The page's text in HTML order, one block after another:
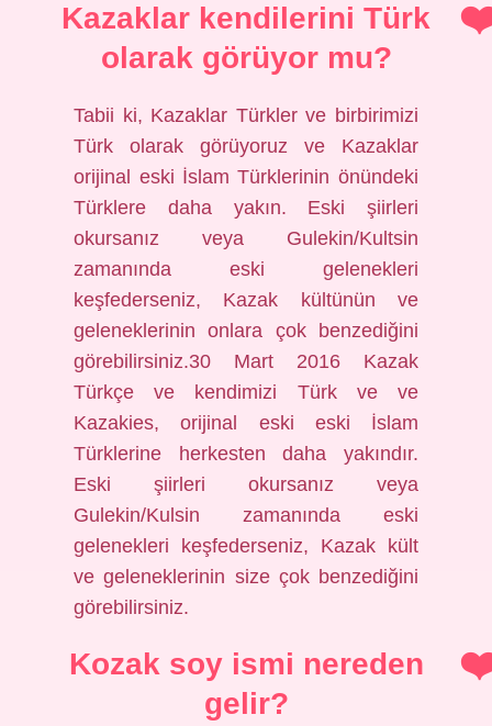
Kazaklar kendilerini Türk
olarak görüyor mu?
Tabii ki, Kazaklar Türkler ve birbirimizi
Türk olarak görüyoruz ve Kazaklar
orijinal eski İslam Türklerinin önündeki
Türklere daha yakın. Eski şiirleri
okursanız veya Gulekin/Kultsin
zamanında eski gelenekleri
keşfederseniz, Kazak kültünün ve
geleneklerinin onlara çok benzediğini
görebilirsiniz.30 Mart 2016 Kazak
Türkçe ve kendimizi Türk ve ve
Kazakies, orijinal eski eski İslam
Türklerine herkesten daha yakındır.
Eski şiirleri okursanız veya
Gulekin/Kulsin zamanında eski
gelenekleri keşfederseniz, Kazak kült
ve geleneklerinin size çok benzediğini
görebilirsiniz.
Kozak soy ismi nereden
gelir?